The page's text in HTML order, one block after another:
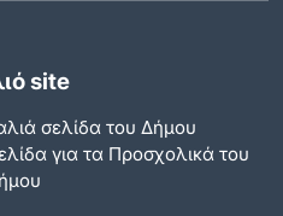
site
σελίδα του Δήμου
για τα Προσχολικά του